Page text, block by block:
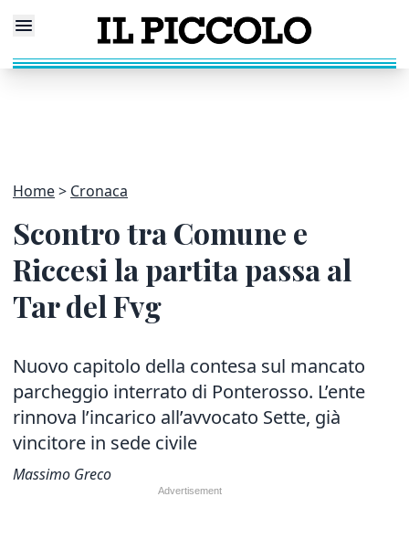
Home Cronaca
Scontro tra Comune e
Riccesi la partita passa al
Tar del Fvg
Nuovo capitolo della contesa sul mancato
parcheggio interrato di Ponterosso. L’ente
rinnova l’incarico all’avvocato Sette, già
vincitore in sede civile
Massimo Greco